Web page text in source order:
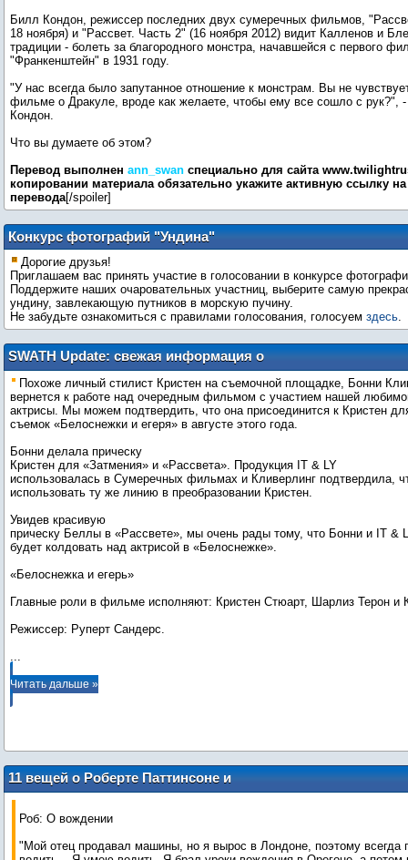
Билл Кондон, режиссер последних двух сумеречных фильмов,
18 ноября) и "Рассвет. Часть 2" (16 ноября 2012) видит Калленов и
традиции - болеть за благородного монстра, начавшейся с первого
"Франкенштейн" в 1931 году.
"У нас всегда было запутанное отношение к монстрам. Вы не
фильме о Дракуле, вроде как желаете, чтобы ему все сошло с рук?", -
Кондон.
Что вы думаете об этом?
Перевод выполнен ann_swan специально для сайта
копировании материала обязательно укажите активную ссылку на
перевода[/spoiler]
Конкурс фотографий "Ундина"
Дорогие друзья!
Приглашаем вас принять участие в голосовании в конкурсе
Поддержите наших очаровательных участниц, выберите самую
ундину, завлекающую путников в морскую пучину.
Не забудьте ознакомиться с правилами голосования, голосуем здесь.
SWATH Update: свежая информация о
"Белоснежке и егере"
Похоже личный стилист Кристен на съемочной площадке, Бонни
вернется к работе над очередным фильмом с участием нашей
актрисы. Мы можем подтвердить, что она присоединится к Кристен
съемок «Белоснежки и егеря» в августе этого года.
Бонни делала прическу
Кристен для «Затмения» и «Рассвета». Продукция IT & LY
использовалась в Сумеречных фильмах и Кливерлинг подтвердила,
использовать ту же линию в преобразовании Кристен.
Увидев красивую
прическу Беллы в «Рассвете», мы очень рады тому, что Бонни и IT &
будет колдовать над актрисой в «Белоснежке».
«Белоснежка и егерь»
Главные роли в фильме исполняют: Кристен Стюарт, Шарлиз Терон и
...
Читать дальше »
11 вещей о Роберте Паттинсоне и
Кристен Стюарт, которых вы не знали
Роб: О вождении
"Мой отец продавал машины, но я вырос в Лондоне, поэтому всегда